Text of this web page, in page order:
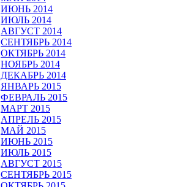
ИЮНЬ 2014
ИЮЛЬ 2014
АВГУСТ 2014
СЕНТЯБРЬ 2014
ОКТЯБРЬ 2014
НОЯБРЬ 2014
ДЕКАБРЬ 2014
ЯНВАРЬ 2015
ФЕВРАЛЬ 2015
МАРТ 2015
АПРЕЛЬ 2015
МАЙ 2015
ИЮНЬ 2015
ИЮЛЬ 2015
АВГУСТ 2015
СЕНТЯБРЬ 2015